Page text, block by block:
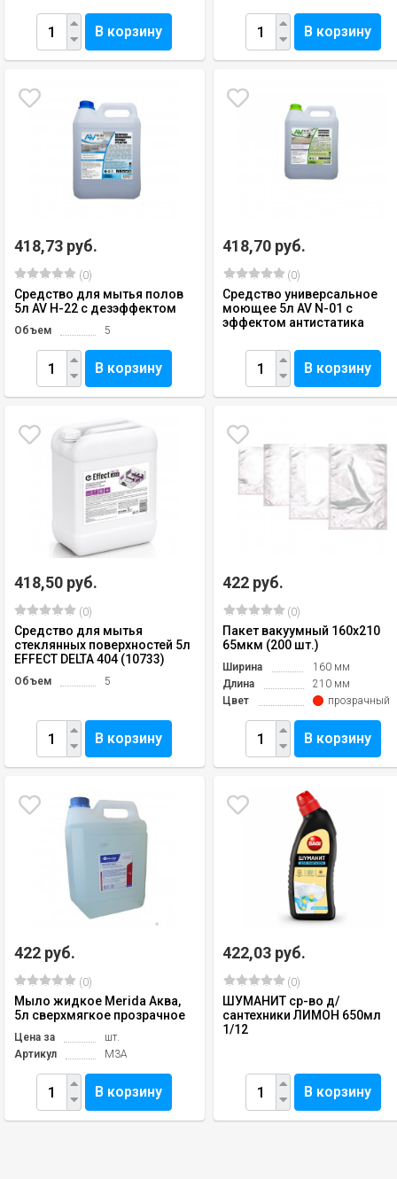
В корзину В корзину
418,73 руб.
(0)
Средство для мытья полов
5л AV H-22 с дезэффектом
Объем 5
В корзину
418,70 руб.
(0)
Средство универсальное
моющее 5л AV N-01 с
эффектом антистатика
В корзину
418,50 руб.
(0)
Средство для мытья
стеклянных поверхностей 5л
EFFECT DELTA 404 (10733)
Объем 5
В корзину
422 руб.
(0)
Пакет вакуумный 160х210
65мкм (200 шт.)
Ширина
160 мм
Длина
210 мм
Цвет
прозрачный
В корзину
422 руб.
(0)
Мыло жидкое Merida Аква,
5л сверхмягкое прозрачное
Цена за
шт.
Артикул
М3А
В корзину
422,03 руб.
(0)
ШУМАНИТ ср-во д/
сантехники ЛИМОН 650мл
1/12
В корзину